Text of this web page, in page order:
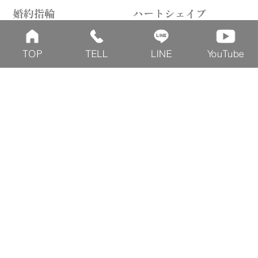
婚約指輪 ハートシェイプ
結婚指輪 ブーケシリーズ
​ハーフオーダー ヴァンドゥパリ
TOP TELL LINE YouTube